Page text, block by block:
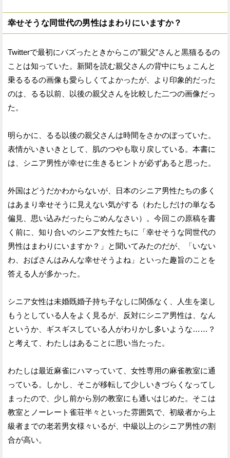
幸せそうな同世代の男性はまわりにいますか？
Twitterで最初にバズったときからこの”親父”さんと黒猫るるの
ことは知っていた。新聞を読む親父さんの背中にちょこんと
乗るるるの画像も愛らしくてよかったが、より印象的だった
のは、るる以前、以後の親父さんを比較した二つの画像だっ
た。
明らかに、るる以後の親父さんは時間をさかのぼっていた。
表情がいきいきとして、肌のつやも取り戻している。本書に
は、シニア男性が幸せに生きるヒントが必ずあると思った。
外国はどうだかわからないが、日本のシニア男性たちの多く
はあまり幸せそうに見えない気がする（わたしだけの単なる
偏見、思い込みだったらごめんなさい）。今回この原稿を書
く前に、知り合いのシニア女性たちに「幸せそうな同世代の
男性はまわりにいますか？」と聞いてみたのだが、「いない
わ、おばさんはみんな幸せそうよね」といった趣旨のことを
答える人が多かった。
シニア女性は未婚既婚子持ち子なしに関係なく、人生を楽し
もうとしている人をよく見るが、反対にシニア男性は、なん
というか、ギスギスしている人がわりかし多いような……？
と考えて、わたしはあることに思い当たった。
わたしは最近麻雀にハマっていて、女性専用の麻雀教室に通
っている。しかし、そこが移転して少しいきづらくなってし
まったので、少し前から別の教室にも通いはじめた。そこは
教室とノーレート雀荘半々といった雰囲気で、初級者から上
級者までの老若男女様々いるが、中級以上のシニア男性の割
合が高い。